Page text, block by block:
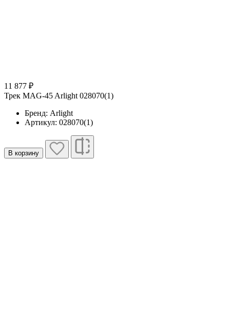
11 877 ₽
Трек MAG-45 Arlight 028070(1)
Бренд: Arlight
Артикул: 028070(1)
В корзину